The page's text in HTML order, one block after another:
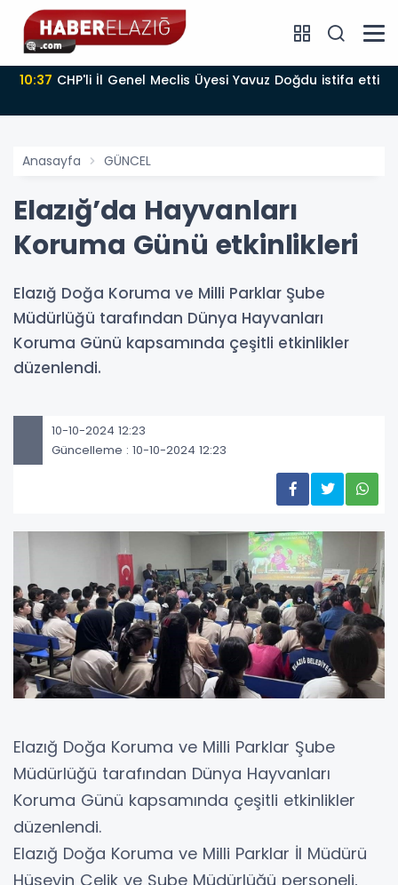
10:37 CHP'li İl Genel Meclis Üyesi Yavuz Doğdu istifa etti
Anasayfa GÜNCEL
Elazığ’da Hayvanları
Koruma Günü etkinlikleri
Elazığ Doğa Koruma ve Milli Parklar Şube
Müdürlüğü tarafından Dünya Hayvanları
Koruma Günü kapsamında çeşitli etkinlikler
düzenlendi.
10-10-2024 12:23
Güncelleme : 10-10-2024 12:23
Elazığ Doğa Koruma ve Milli Parklar Şube
Müdürlüğü tarafından Dünya Hayvanları
Koruma Günü kapsamında çeşitli etkinlikler
düzenlendi.
Elazığ Doğa Koruma ve Milli Parklar İl Müdürü
Hüseyin Çelik ve Şube Müdürlüğü personeli,